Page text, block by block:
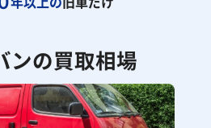
ンの買取相場